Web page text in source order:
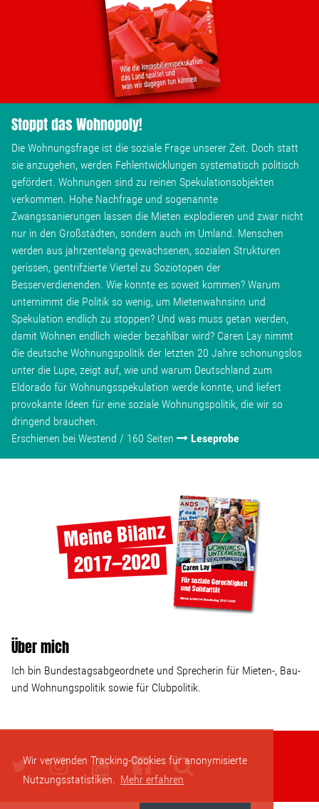
Wir verwenden Tracking-Cookies für anonymisierte
Nutzungsstatistiken. Mehr erfahren
Stoppt das Wohnopoly!
Die Wohnungsfrage ist die soziale Frage unserer Zeit. Doch statt
sie anzugehen, werden Fehlentwicklungen systematisch politisch
gefördert. Wohnungen sind zu reinen Spekulationsobjekten
verkommen. Hohe Nachfrage und sogenannte
Zwangssanierungen lassen die Mieten explodieren und zwar nicht
nur in den Großstädten, sondern auch im Umland. Menschen
werden aus jahrzentelang gewachsenen, sozialen Strukturen
gerissen, gentrifzierte Viertel zu Soziotopen der
Besserverdienenden. Wie konnte es soweit kommen? Warum
unternimmt die Politik so wenig, um Mietenwahnsinn und
Spekulation endlich zu stoppen? Und was muss getan werden,
damit Wohnen endlich wieder bezahlbar wird? Caren Lay nimmt
die deutsche Wohnungspolitik der letzten 20 Jahre schonungslos
unter die Lupe, zeigt auf, wie und warum Deutschland zum
Eldorado für Wohnungsspekulation werde konnte, und liefert
provokante Ideen für eine soziale Wohnungspolitik, die wir so
dringend brauchen.
Erschienen bei Westend / 160 Seiten
Leseprobe
Über mich
Ich bin Bundestagsabgeordnete und Sprecherin für Mieten-, Bau-
und Wohnungspolitik sowie für Clubpolitik.